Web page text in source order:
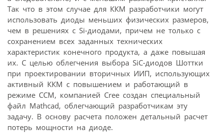
Так что в этом случае для ККМ разработчики могут
использовать диоды меньших физических размеров,
чем в решениях с Si-диодами, причем не только с
сохранением всех заданных технических
характеристик конечного продукта, а даже повышая
их. С целью облегчения выбора SiC-диодов Шоттки
при проектировании вторичных ИИП, использующих
активный ККМ с повышением и работающий в
режиме CCM, компанией Cree создан специальный
файл Mathcad, облегчающий разработчикам эту
задачу. В основу расчета положен детальный расчет
потерь мощности на диоде.